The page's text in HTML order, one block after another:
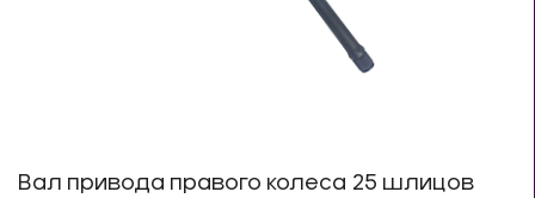
Вал привода правого колеса 25 шлицов